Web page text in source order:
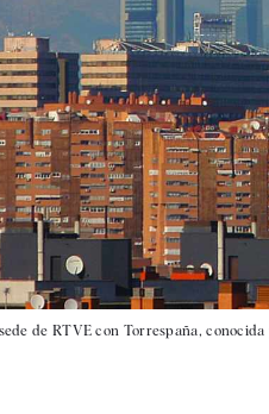
de RTVE con Torrespaña,